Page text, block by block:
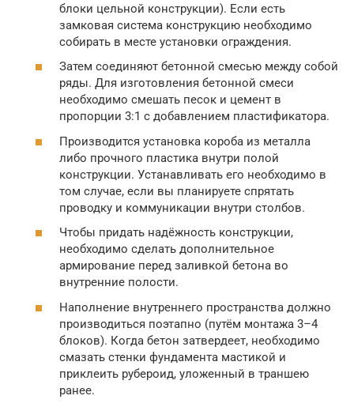
блоки цельной конструкции). Если есть
замковая система конструкцию необходимо
собирать в месте установки ограждения.
Затем соединяют бетонной смесью между собой
ряды. Для изготовления бетонной смеси
необходимо смешать песок и цемент в
пропорции 3:1 с добавлением пластификатора.
Производится установка короба из металла
либо прочного пластика внутри полой
конструкции. Устанавливать его необходимо в
том случае, если вы планируете спрятать
проводку и коммуникации внутри столбов.
Чтобы придать надёжность конструкции,
необходимо сделать дополнительное
армирование перед заливкой бетона во
внутренние полости.
Наполнение внутреннего пространства должно
производиться поэтапно (путём монтажа 3–4
блоков). Когда бетон затвердеет, необходимо
смазать стенки фундамента мастикой и
приклеить рубероид, уложенный в траншею
ранее.